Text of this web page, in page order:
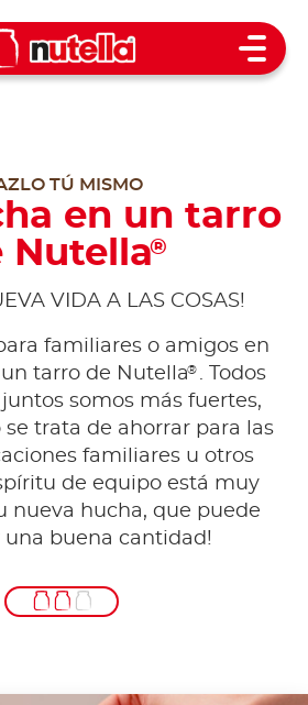
Open
TÚ MISMO
en un tarro
Nutella®
VIDA A LAS COSAS!
familiares o amigos en
tarro de Nutella® . Todos
somos más fuertes,
trata de ahorrar para las
familiares u otros
de equipo está muy
nueva hucha, que puede
una buena cantidad!